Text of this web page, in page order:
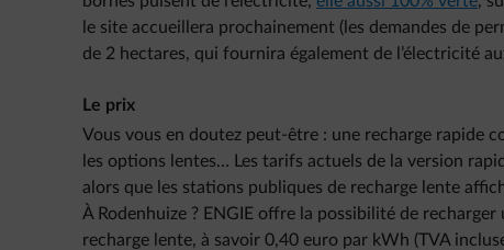
le site accueillera prochainement (les demandes de
de 2 hectares, qui fournira également de l’électricité
Le prix
Vous vous en doutez peut-être : une recharge rapide
les options lentes… Les tarifs actuels de la version
alors que les stations publiques de recharge lente
À Rodenhuize ? ENGIE offre la possibilité de
recharge lente, à savoir 0,40 euro par kWh (TVA